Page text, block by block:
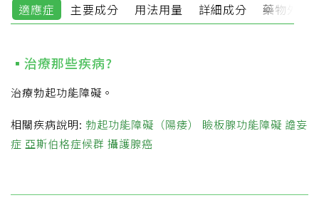
適應症 主要成分 用法用量 詳細成分 藥物外觀
治療那些疾病?
治療勃起功能障礙。
相關疾病說明: 勃起功能障礙（陽痿） 瞼板腺功能障礙 譫妄
症 亞斯伯格症候群 攝護腺癌